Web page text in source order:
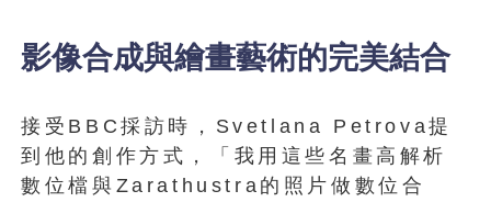
影像合成與繪畫藝術的完美結合
接受BBC採訪時，Svetlana Petrova提
到他的創作方式，「我用這些名畫高解析
數位檔與Zarathustra的照片做數位合